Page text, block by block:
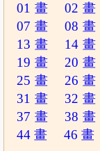
01 畫 02 畫
07 畫
08 畫
13 畫
14 畫
19 畫
20 畫
25 畫
26 畫
31 畫
32 畫
37 畫
38 畫
44 畫
46 畫